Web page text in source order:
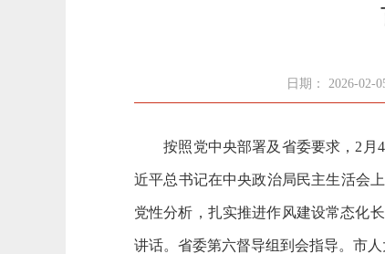
日期： 2026-02-
按照党中央部署及省委要求，2月4
近平总书记在中央政治局民主生活会
党性分析，扎实推进作风建设常态化
讲话。省委第六督导组到会指导。市